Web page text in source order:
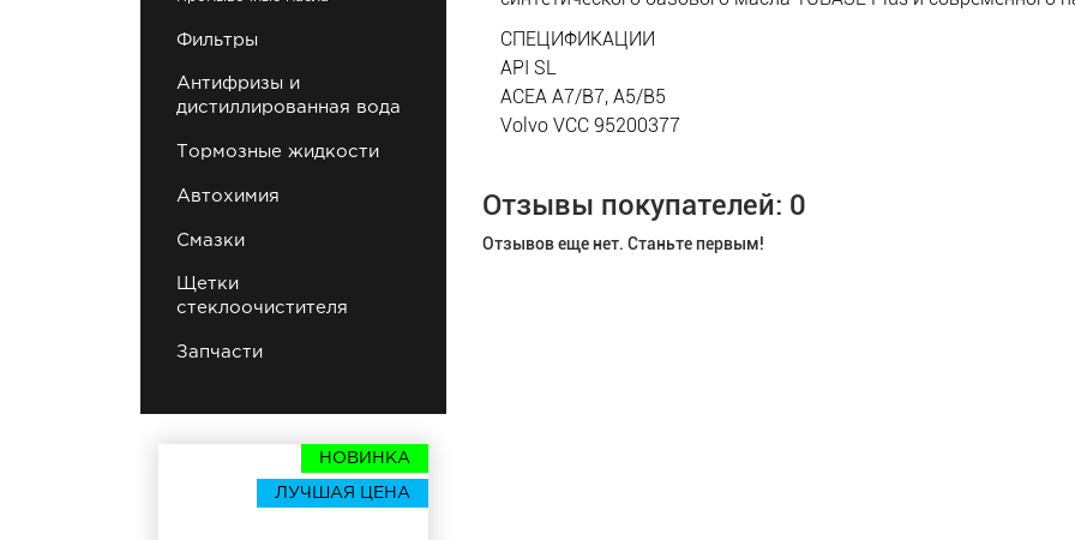
Фильтры
Антифризы и
дистиллированная вода
Тормозные жидкости
Автохимия
Смазки
Щетки
стеклоочистителя
Запчасти
НОВИНКА
ЛУЧШАЯ ЦЕНА
СПЕЦИФИКАЦИИ
API SL
ACEA A7/B7, A5/B5
Volvo VCC 95200377
Отзывы покупателей: 0
Отзывов еще нет. Станьте первым!